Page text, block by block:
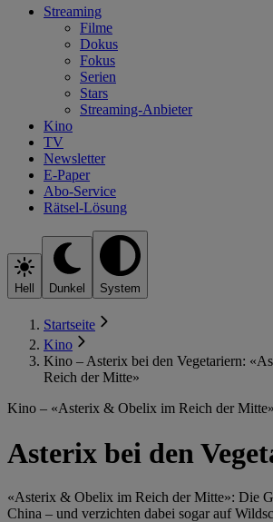
Streaming
Filme
Dokus
Fokus
Serien
Stars
Streaming-Anbieter
Kino
TV
Newsletter
E-Paper
Abo-Service
Rätsel-Lösung
Hell Dunkel System
Startseite
Kino
Kino – Asterix bei den Vegetariern:
Reich der Mitte»
Kino – «Asterix & Obelix im Reich der Mitte»
Asterix bei den
«Asterix & Obelix im Reich der Mitte»: Die
China – und verzichten dabei sogar auf